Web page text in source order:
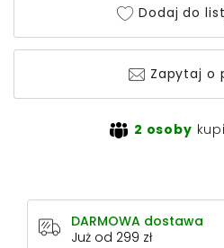
Dodaj do
Zapytaj o
2 osoby
DARMOWA dostawa
Już od 299 zł